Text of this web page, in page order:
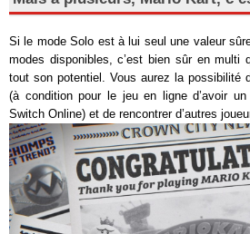
Si le mode Solo est à lui seul une valeur
modes disponibles, c’est bien sûr en multi
tout son potentiel. Vous aurez la possibilité
(à condition pour le jeu en ligne d’avoir
Switch Online) et de rencontrer d’autres